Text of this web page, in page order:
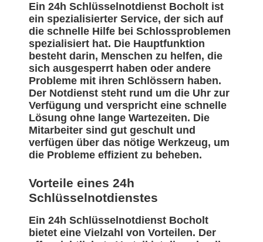
Ein 24h Schlüsselnotdienst Bocholt ist
ein spezialisierter Service, der sich auf
die schnelle Hilfe bei Schlossproblemen
spezialisiert hat. Die Hauptfunktion
besteht darin, Menschen zu helfen, die
sich ausgesperrt haben oder andere
Probleme mit ihren Schlössern haben.
Der Notdienst steht rund um die Uhr zur
Verfügung und verspricht eine schnelle
Lösung ohne lange Wartezeiten. Die
Mitarbeiter sind gut geschult und
verfügen über das nötige Werkzeug, um
die Probleme effizient zu beheben.
Vorteile eines 24h
Schlüsselnotdienstes
Ein 24h Schlüsselnotdienst Bocholt
bietet eine Vielzahl von Vorteilen. Der